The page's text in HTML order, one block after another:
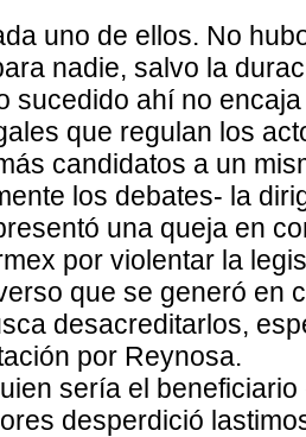
uno de ellos. No
nadie, salvo la
sucedido ahí no
que regulan los
candidatos a un
los debates- la
una queja en
por violentar la
que se generó en
desacreditarlos,
por Reynosa.
sería el
desperdició